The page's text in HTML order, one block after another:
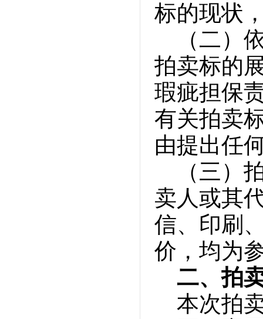
标的现状
（二）
拍卖标的
瑕疵担保
有关拍卖
由提出任
（三）
卖人或其
信、印刷
价，均为
二、拍
本次拍